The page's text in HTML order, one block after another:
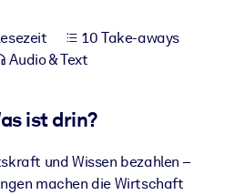
10 Take-aways
Audio & Text
ist drin?
und Wissen bezahlen –
machen die Wirtschaft